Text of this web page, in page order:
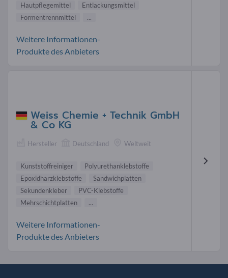
Hautpflegemittel
Entlackungsmittel
Formentrennmittel
...
Weitere Informationen-
Produkte des Anbieters
Weiss Chemie + Technik GmbH
& Co KG
Hersteller Deutschland Weltweit
Kunststoffreiniger
Polyurethanklebstoffe
Epoxidharzklebstoffe
Sandwichplatten
Sekundenkleber
PVC-Klebstoffe
Mehrschichtplatten
...
Weitere Informationen-
Produkte des Anbieters